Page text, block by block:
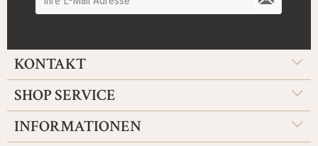
KONTAKT
SHOP SERVICE
INFORMATIONEN